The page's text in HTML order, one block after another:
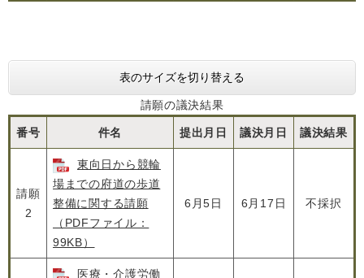
表のサイズを切り替える
請願の議決結果
番号 件名 提出月日 議決月日 議決結果
請願
2
東向日から競輪
場までの府道の歩道
整備に関する請願
（PDFファイル：
99KB）
6月5日 6月17日 不採択
医療・介護労働